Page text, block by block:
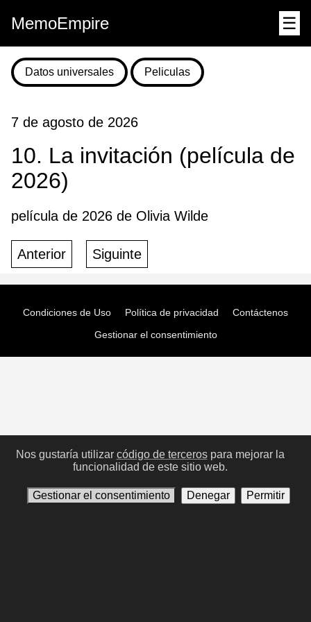
MemoEmpire ☰
Datos universales Peliculas
7 de agosto de 2026
10. La invitación (película de
2026)
película de 2026 de Olivia Wilde
Anterior Siguinte
Condiciones de Uso Política de privacidad
Contáctenos
Gestionar el consentimiento
Nos gustaría utilizar código de tercerospara mejorar la
funcionalidad de este sitio web.
Gestionar el consentimiento Denegar Permitir